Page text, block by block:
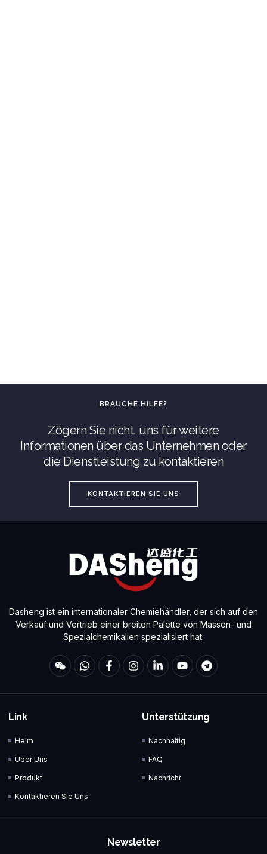
BRAUCHE HILFE?
Zögern Sie nicht, uns für weitere
Informationen über das Unternehmen oder
die Dienstleistung zu kontaktieren
KONTAKTIEREN SIE UNS
Dasheng ist ein internationaler Chemiehändler, der sich auf den
Verkauf und Vertrieb einer breiten Palette von Massen- und
Spezialchemikalien spezialisiert hat.
Link
Heim
Über Uns
Produkt
Kontaktieren Sie Uns
Unterstützung
Nachhaltig
FAQ
Nachricht
Newsletter